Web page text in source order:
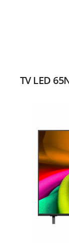
TV LED